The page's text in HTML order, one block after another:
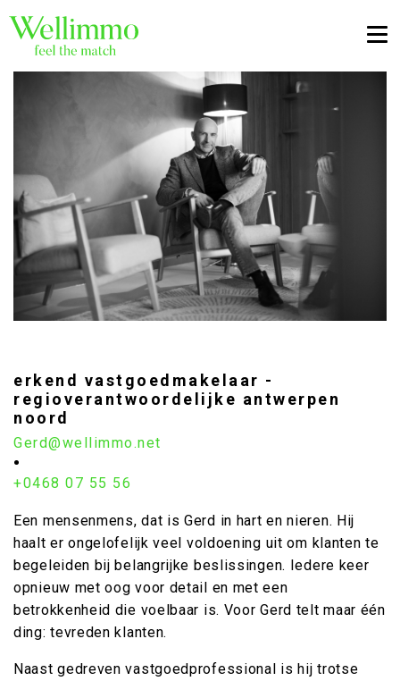
erkend vastgoedmakelaar -
regioverantwoordelijke antwerpen
noord
Gerd@wellimmo.net
•
+0468 07 55 56
Een mensenmens, dat is Gerd in hart en nieren. Hij
haalt er ongelofelijk veel voldoening uit om klanten te
begeleiden bij belangrijke beslissingen. Iedere keer
opnieuw met oog voor detail en met een
betrokkenheid die voelbaar is. Voor Gerd telt maar één
ding: tevreden klanten.
Naast gedreven vastgoedprofessional is hij trotse